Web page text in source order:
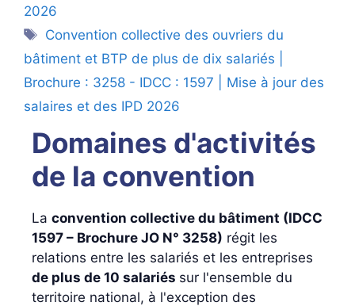
2026
Étiquettes
Convention collective des ouvriers du
bâtiment et BTP de plus de dix salariés |
Brochure : 3258 - IDCC : 1597 | Mise à jour des
salaires et des IPD 2026
Domaines d'activités
de la convention
La convention collective du bâtiment (IDCC
1597 – Brochure JO N° 3258) régit les
relations entre les salariés et les entreprises
de plus de 10 salariés sur l'ensemble du
territoire national, à l'exception des